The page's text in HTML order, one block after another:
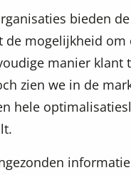
bieden de
de mogelijkheid om
manier klant
zien we in de
hele
informatie